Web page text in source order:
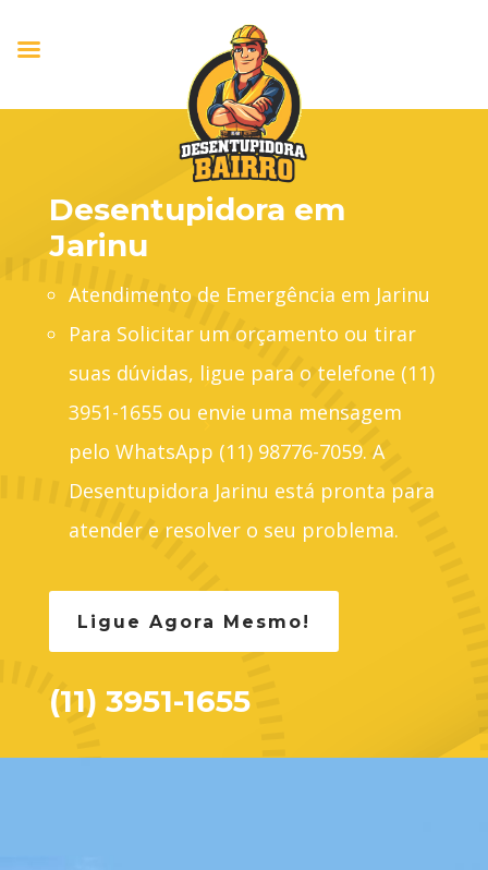
Desentupidora em
Jarinu
Atendimento de Emergência em Jarinu
Para Solicitar um orçamento ou tirar
suas dúvidas, ligue para o telefone (11)
3951-1655 ou envie uma mensagem
pelo WhatsApp (11) 98776-7059. A
Desentupidora Jarinu está pronta para
atender e resolver o seu problema.
Ligue Agora Mesmo!
(11) 3951-1655